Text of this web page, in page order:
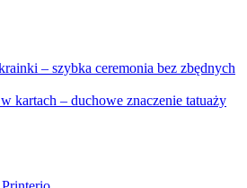
– szybka ceremonia bez zbędnych
kartach – duchowe znaczenie tatuaży